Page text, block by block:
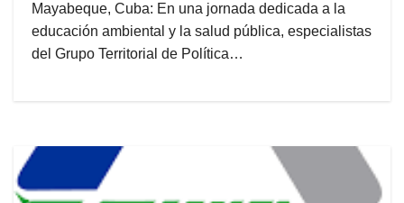
Mayabeque, Cuba: En una jornada dedicada a la
educación ambiental y la salud pública, especialistas
del Grupo Territorial de Política…